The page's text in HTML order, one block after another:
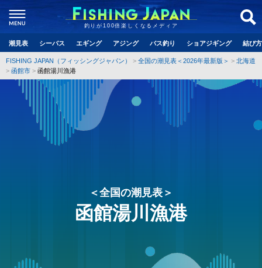
釣りが100倍楽しくなるメディア
潮見表 シーバス エギング アジング バス釣り ショアジギング 結び
FISHING JAPAN（フィッシングジャパン） 全国の潮見表＜2026年最新版＞
北海道
函館市
函館湯川漁港
＜全国の潮見表＞
函館湯川漁港